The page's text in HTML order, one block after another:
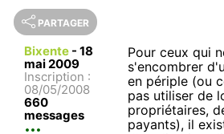
PARTAGER
Bixente - 18
mai 2009
Inscription :
08/05/2008
660
messages
Pour ceux qui
s'encombrer
en périple (ou
pas utiliser de
propriétaires,
payants), il